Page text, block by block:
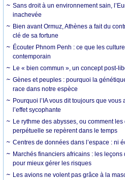
Sans droit à un environnement sain,
inachevée
Bien avant Ormuz, Athènes a fait du
clé de sa fortune
Écouter Phnom Penh : ce que les
contemporain
Le « bien commun », un concept post-
Gènes et peuples : pourquoi la
race dans notre espèce
Pourquoi l’IA vous dit toujours que
l’effet sycophante
Le rythme des abysses, ou comment
perpétuelle se repèrent dans le temps
Centres de données dans l’espace : ni
Marchés financiers africains : les
pour mieux gérer les risques
Les avions ne volent pas grâce à la